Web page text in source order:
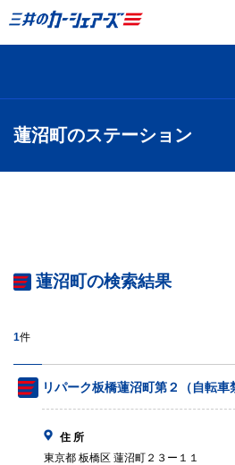
蓮沼町のステーション
蓮沼町の検索結果
1件
リパーク板橋蓮沼町第２（自転車
住 所
東京都 板橋区 蓮沼町２３ー１１